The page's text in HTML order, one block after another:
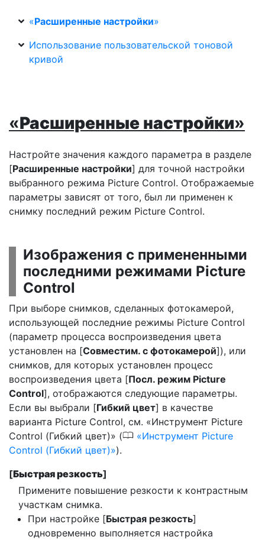
«Расширенные настройки»
Использование пользовательской тоновой
кривой
«Расширенные настройки»
Настройте значения каждого параметра в разделе
[Расширенные настройки] для точной настройки
выбранного режима Picture Control. Отображаемые
параметры зависят от того, был ли применен к
снимку последний режим Picture Control.
Изображения с примененными
последними режимами Picture
Control
При выборе снимков, сделанных фотокамерой,
использующей последние режимы Picture Control
(параметр процесса воспроизведения цвета
установлен на [Совместим. с фотокамерой]), или
снимков, для которых установлен процесс
воспроизведения цвета [Посл. режим Picture
Control], отображаются следующие параметры.
Если вы выбрали [Гибкий цвет] в качестве
варианта Picture Control, см. «Инструмент Picture
Control (Гибкий цвет)» (0
Инструмент Picture
Control (Гибкий цвет) ).
[Быстрая резкость]
Примените повышение резкости к контрастным
участкам снимка.
При настройке [Быстрая резкость]
одновременно выполняется настройка